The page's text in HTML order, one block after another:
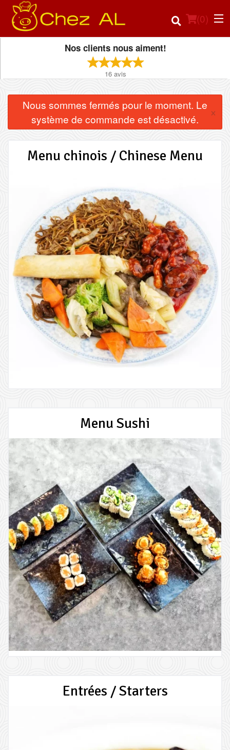
(0)
Emplacement
Connection
Panier (0)
Rechercher
Nos clients nous aiment!
16 avis
Nous sommes fermés pour le moment. Le
système de commande est désactivé.
×
Menu chinois / Chinese Menu
Menu Sushi
Entrées / Starters